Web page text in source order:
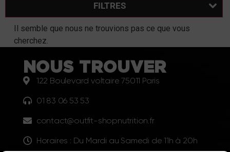
FILTRES
Il semble que nous ne trouvions pas ce que vous
cherchez.
NOUS TROUVER
122 Boulevard voltaire 75011 Paris
01 83 06 53 53
contact@outfit-shopnutrition.fr
Horaires : Du Mardi au Samedi de 11h à 20h